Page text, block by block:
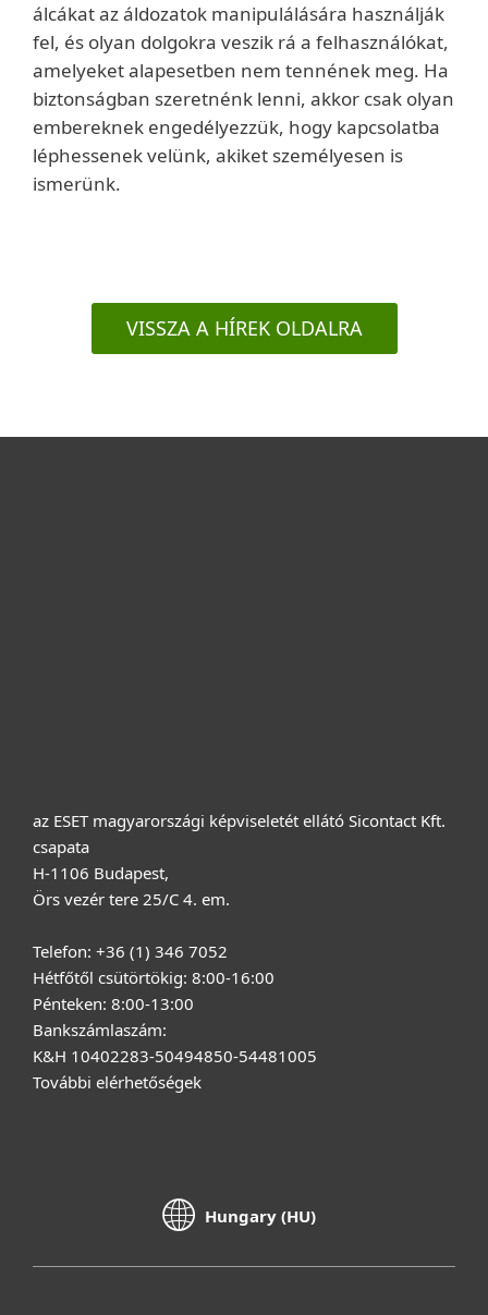
álcákat az áldozatok manipulálására használják
fel, és olyan dolgokra veszik rá a felhasználókat,
amelyeket alapesetben nem tennének meg. Ha
biztonságban szeretnénk lenni, akkor csak olyan
embereknek engedélyezzük, hogy kapcsolatba
léphessenek velünk, akiket személyesen is
ismerünk.
VISSZA A HÍREK OLDALRA
az ESET magyarországi képviseletét ellátó Sicontact Kft.
csapata
H-1106 Budapest,
Örs vezér tere 25/C 4. em.
Telefon: +36 (1) 346 7052
Hétfőtől csütörtökig: 8:00-16:00
Pénteken: 8:00-13:00
Bankszámlaszám:
K&H 10402283-50494850-54481005
További elérhetőségek
Hungary (HU)